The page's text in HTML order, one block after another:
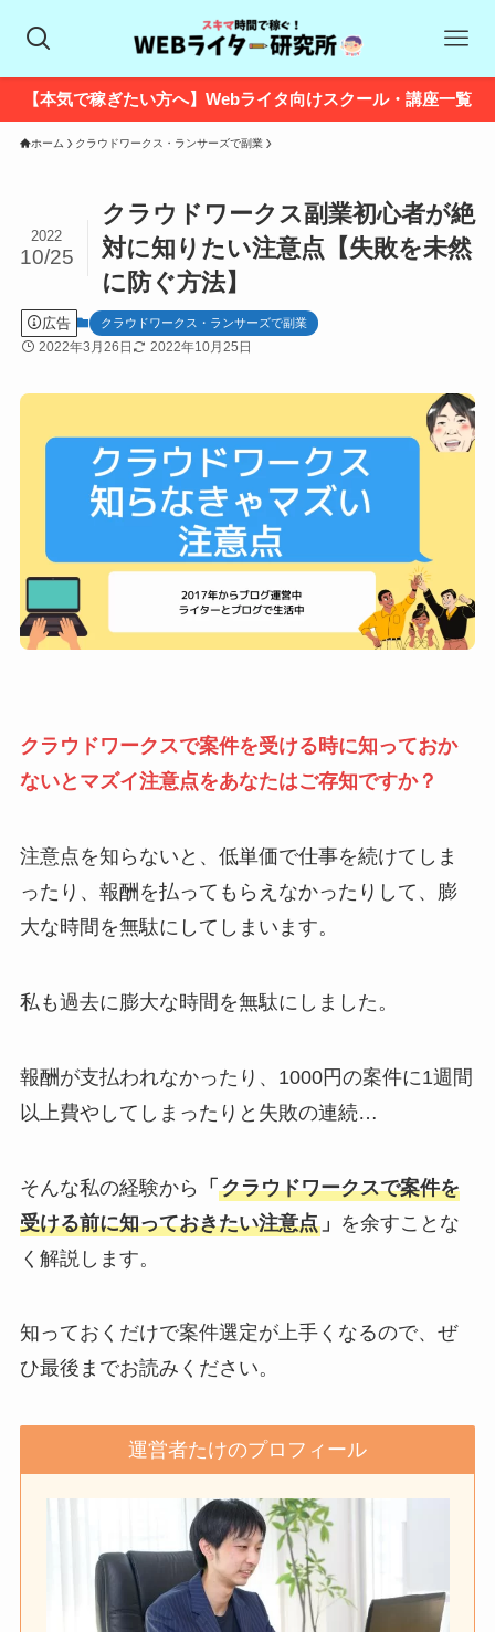
【本気で稼ぎたい方へ】Webライタ向けスクール・講座一覧
ホーム クラウドワークス・ランサーズで副業
クラウドワークス副業初心者が絶
対に知りたい注意点【失敗を未然
に防ぐ方法】
2022
10/25
広告 クラウドワークス・ランサーズで副業
2022年3月26日 2022年10月25日
クラウドワークスで案件を受ける時に知っておか
ないとマズイ注意点をあなたはご存知ですか？
注意点を知らないと、低単価で仕事を続けてしま
ったり、報酬を払ってもらえなかったりして、膨
大な時間を無駄にしてしまいます。
私も過去に膨大な時間を無駄にしました。
報酬が支払われなかったり、1000円の案件に1週間
以上費やしてしまったりと失敗の連続…
そんな私の経験から 「 クラウドワークスで案件を
受ける前に知っておきたい注意点」 を余すことな
く解説します。
知っておくだけで案件選定が上手くなるので、ぜ
ひ最後までお読みください。
運営者たけのプロフィール